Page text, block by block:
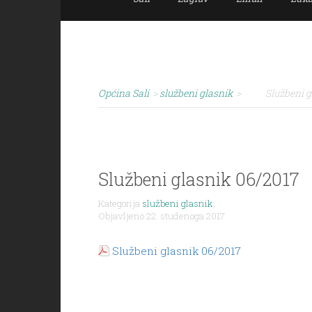
Općina Sali > službeni glasnik > Službeni
Službeni glasnik 06/2017
Kategorija službeni glasnik,
Objavljeno 22. studenoga 2017.
Službeni glasnik 06/2017